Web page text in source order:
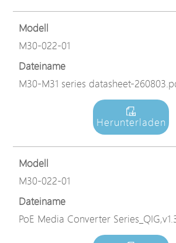
Modell
M30-022-01
Dateiname
M30-M31 series datasheet-
Herunterladen
Modell
M30-022-01
Dateiname
PoE Media Converter